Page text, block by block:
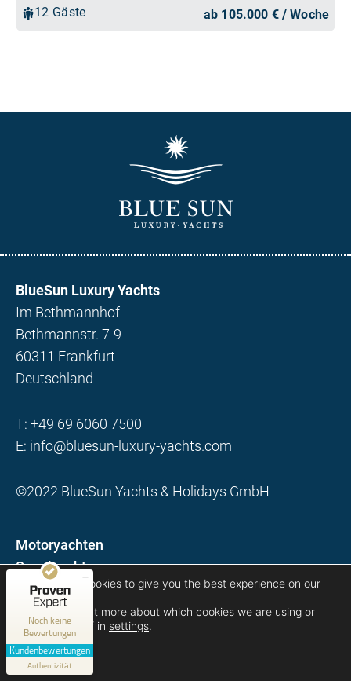
BlueSun Luxury Yachts
Im Bethmannhof
Bethmannstr. 7-9
60311 Frankfurt
Deutschland
T: +49 69 6060 7500
E: info@bluesun-luxury-yachts.com
©2022 BlueSun Yachts & Holidays GmbH
Motoryachten
Segelyachten
Reiseziele
FAQ
Kontakt
Impressum
Datenschutz
We are using cookies to give you the best experience on our
website.
You can find out more about which cookies we are using or
switch them off in settings.
Accept
Noch keine
Bewertungen
Kundenbewertungen
Authentizität
Kundenbewertungen und Erfahrungen zu
Blue Sun Luxury Yachts
MANGELHAFT
0,00 / 5,00
Erfahren Sie mehr über dieses Bewertungssiegel